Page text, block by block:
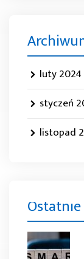
luty 2024
styczeń
listopad